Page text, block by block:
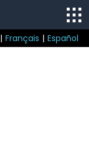
| Français | Español